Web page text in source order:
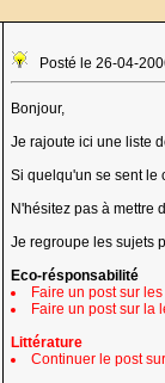
Posté le 26-04-
Bonjour,
Je rajoute ici une liste
Si quelqu'un se sent le
N'hésitez pas à mettre
Je regroupe les sujets
Eco-résponsabilité
Faire un post sur
Faire un post sur la
Littérature
Continuer le post